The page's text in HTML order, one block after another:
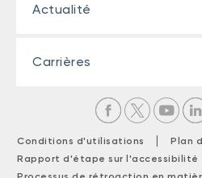
Actualité
Carrières
Conditions d'utilisations |
Plan
Rapport d'étape sur l'accessibilité